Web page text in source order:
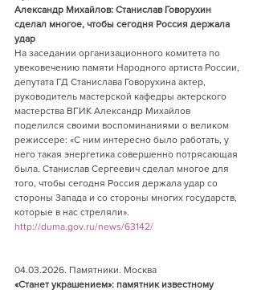
Александр Михайлов: Станислав Говорухин
сделал многое, чтобы сегодня Россия держала
удар
На заседании организационного комитета по
увековечению памяти Народного артиста России,
депутата ГД Станислава Говорухина актер,
руководитель мастерской кафедры актерского
мастерства ВГИК Александр Михайлов
поделился своими воспоминаниями о великом
режиссере: «С ним интересно было работать, у
него такая энергетика совершенно потрясающая
была. Станислав Сергеевич сделал многое для
того, чтобы сегодня Россия держала удар со
стороны Запада и со стороны многих государств,
которые в нас стреляли».
http://duma.gov.ru/news/63142/
04.03.2026. Памятники. Москва
«Станет украшением»: памятник известному